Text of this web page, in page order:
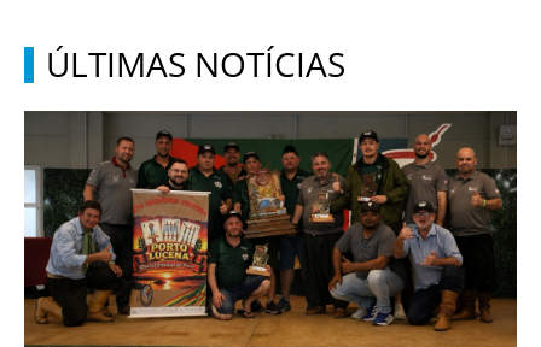
ÚLTIMAS NOTÍCIAS